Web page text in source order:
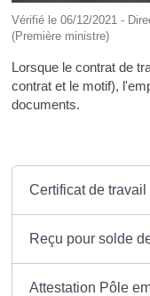
Vérifié le 06/12/2021 -
(Première ministre)
Lorsque le contrat de
contrat et le motif),
documents.
Certificat de travail
Reçu pour solde
Attestation Pôle